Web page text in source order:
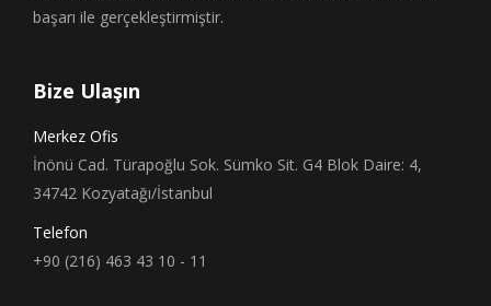
başarı ile gerçekleştirmiştir.
Bize Ulaşın
Merkez Ofis
İnönü Cad. Türapoğlu Sok. Sümko Sit. G4 Blok Daire: 4,
34742 Kozyatağı/İstanbul
Telefon
+90 (216) 463 43 10 - 11